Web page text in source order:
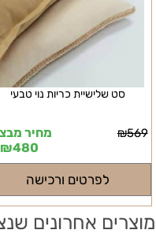
סט שלישיית כריות נוי טבעי
₪569
מחיר
₪480
לפרטים ורכישה
מוצרים אחרונים